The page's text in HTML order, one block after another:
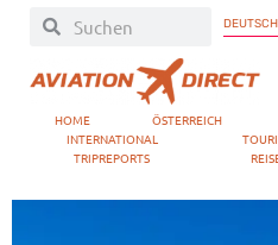
HOME ÖSTERREICH
INTERNATIONAL
TRIPREPORTS